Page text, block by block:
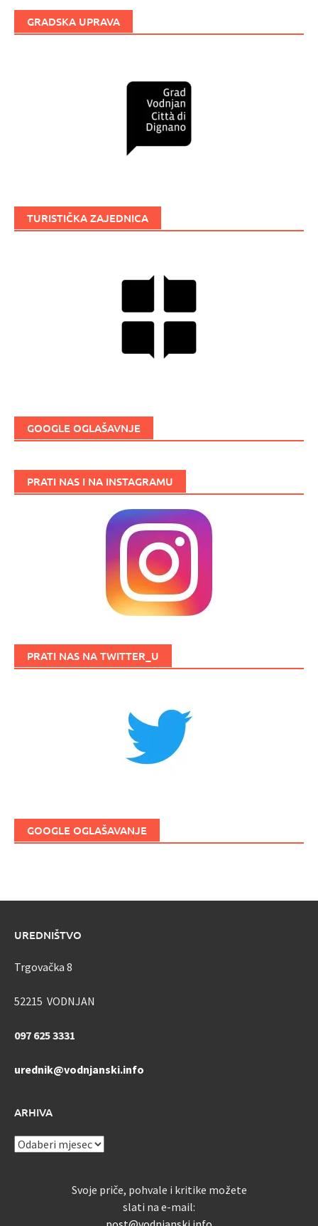
GRADSKA UPRAVA
TURISTIČKA ZAJEDNICA
GOOGLE OGLAŠAVNJE
PRATI NAS I NA INSTAGRAMU
PRATI NAS NA TWITTER_U
GOOGLE OGLAŠAVANJE
UREDNIŠTVO
Trgovačka 8
52215 VODNJAN
097 625 3331
urednik@vodnjanski.info
ARHIVA
ARHIVA
Svoje priče, pohvale i kritike možete
slati na e-mail: